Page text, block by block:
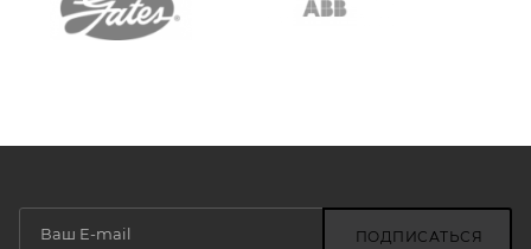
ПОДПИСАТЬСЯ